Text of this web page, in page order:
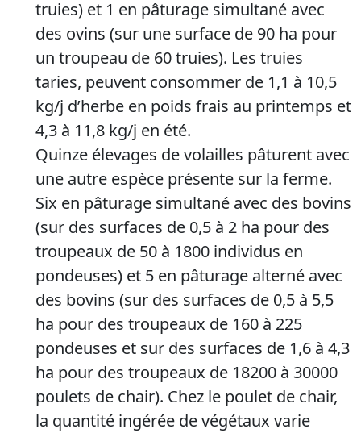
truies) et 1 en pâturage simultané avec
des ovins (sur une surface de 90 ha pour
un troupeau de 60 truies). Les truies
taries, peuvent consommer de 1,1 à 10,5
kg/j d’herbe en poids frais au printemps et
4,3 à 11,8 kg/j en été.
Quinze élevages de volailles pâturent avec
une autre espèce présente sur la ferme.
Six en pâturage simultané avec des bovins
(sur des surfaces de 0,5 à 2 ha pour des
troupeaux de 50 à 1800 individus en
pondeuses) et 5 en pâturage alterné avec
des bovins (sur des surfaces de 0,5 à 5,5
ha pour des troupeaux de 160 à 225
pondeuses et sur des surfaces de 1,6 à 4,3
ha pour des troupeaux de 18200 à 30000
poulets de chair). Chez le poulet de chair,
la quantité ingérée de végétaux varie